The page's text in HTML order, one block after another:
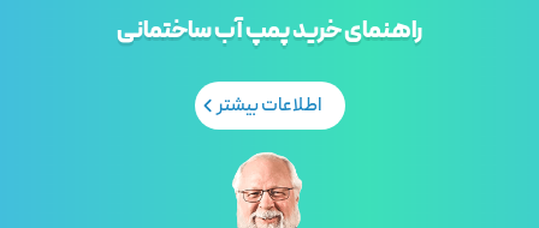
راهنمای خرید پمپ آب ساختمانی
اطلاعات بیشتر